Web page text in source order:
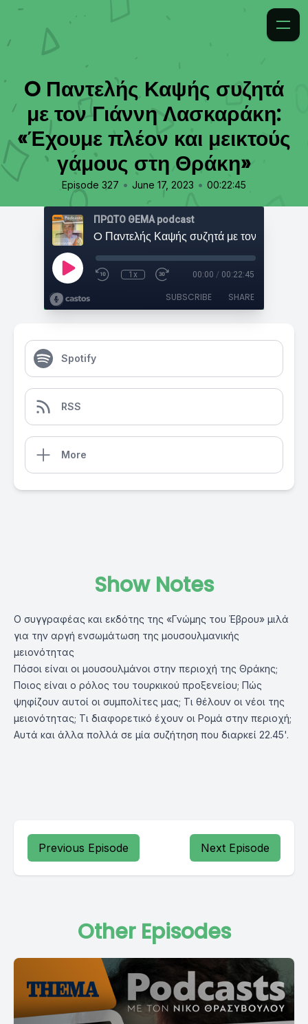
O Παντελής Καψής συζητά
με τον Γιάννη Λασκαράκη:
«Έχουμε πλέον και μεικτούς
γάμους στη Θράκη»
Episode 327 • June 17, 2023 • 00:22:45
ΠΡΩΤΟ ΘΕΜΑ podcast
1x 00:00 / 00:22:45
SUBSCRIBE SHARE
Spotify
RSS
More
Show Notes
Ο συγγραφέας και εκδότης της «Γνώμης του Έβρου» μιλά
για την αργή ενσωμάτωση της μουσουλμανικής
μειονότητας
Πόσοι είναι οι μουσουλμάνοι στην περιοχή της Θράκης;
Ποιος είναι ο ρόλος του τουρκικού προξενείου; Πώς
ψηφίζουν αυτοί οι συμπολίτες μας; Τι θέλουν οι νέοι της
μειονότητας; Τι διαφορετικό έχουν οι Ρομά στην περιοχή;
Αυτά και άλλα πολλά σε μία συζήτηση που διαρκεί 22.45'.
Previous Episode Next Episode
Other Episodes